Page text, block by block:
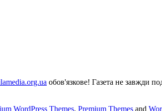
обов'язкове! Газета не завжди
WordPress Themes, Premium Themes and